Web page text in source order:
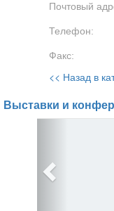
Почтовый
Телефон:
Факс:
<< Назад в
Выставки и